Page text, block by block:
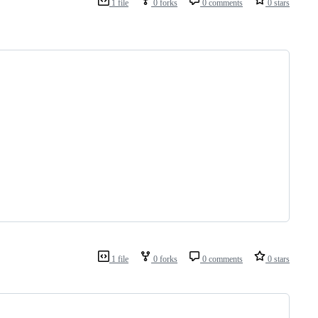
1 file 0 forks 0 comments 0 stars
1 file 0 forks 0 comments 0 stars